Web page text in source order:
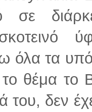
σε
όλα τα
θέμα το
του, δεν